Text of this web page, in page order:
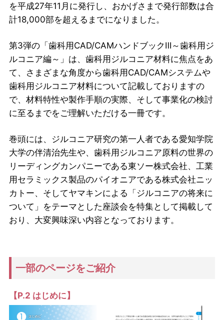
を平成27年11月に発行し、おかげさまで発行部数は合
計18,000部を超えるまでになりました。
第3弾の「歯科用CAD/CAMハンドブックⅢ～歯科用ジ
ルコニア編～」は、歯科用ジルコニア材料に焦点をあ
て、さまざまな角度から歯科用CAD/CAMシステムや
歯科用ジルコニア材料について記載しておりますの
で、材料特性や製作手順の実際、そして事業化の検討
に至るまでをご理解いただける一冊です。
巻頭には、ジルコニア研究の第一人者である愛知学院
大学の伴清治先生や、歯科用ジルコニア原料の世界の
リーディングカンパニーである東ソー株式会社、工業
用セラミックス製品のパイオニアである株式会社ニッ
カトー、そしてヤマキンによる「ジルコニアの将来に
ついて」をテーマとした座談会を特集として掲載して
おり、大変興味深い内容となっております。
一部のページをご紹介
【P.2 はじめに】